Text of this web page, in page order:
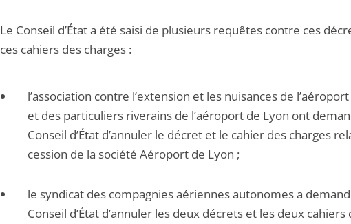
Le Conseil d’État a été saisi de plusieurs requêtes contre ces
ces cahiers des charges :
l’association contre l’extension et les nuisances de
et des particuliers riverains de l’aéroport de Lyon ont
Conseil d’État d’annuler le décret et le cahier des charges
cession de la société Aéroport de Lyon ;
le syndicat des compagnies aériennes autonomes a
Conseil d’État d’annuler les deux décrets et les deux cahiers